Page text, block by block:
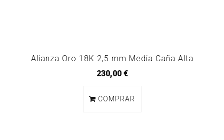
Alianza Oro 18K 2,5 mm Media Caña Alta
230,00 €
COMPRAR